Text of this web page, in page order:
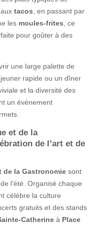
aux tacos , en passant par
les moules-frites , ce
pour goûter à des
une large palette de
rapide ou un dîner
et la diversité des
un événement
et de la
de l’art et de
de la Gastronomiesont
l’été. Organisé chaque
célèbre la culture
gratuits et des stands
Catherineà Place